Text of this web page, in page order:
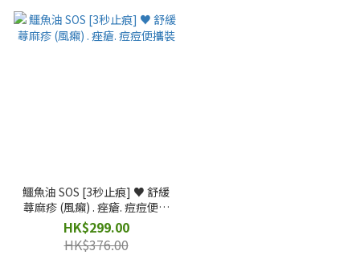
鱷魚油 SOS [3秒止痕] ♥️ 舒緩
蕁麻疹 (風癩) . 痤瘡. 痘痘便攜
裝
HK$299.00
HK$376.00